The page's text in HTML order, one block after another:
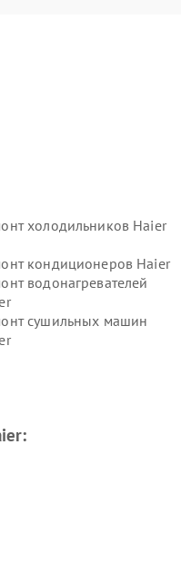
холодильников Haier
кондиционеров Haier
водонагревателей
сушильных машин
посудомоечных